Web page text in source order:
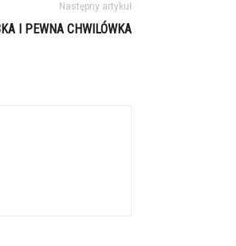
Następny artykuł
I PEWNA CHWILÓWKA